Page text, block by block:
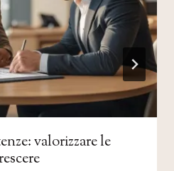
valorizzare le